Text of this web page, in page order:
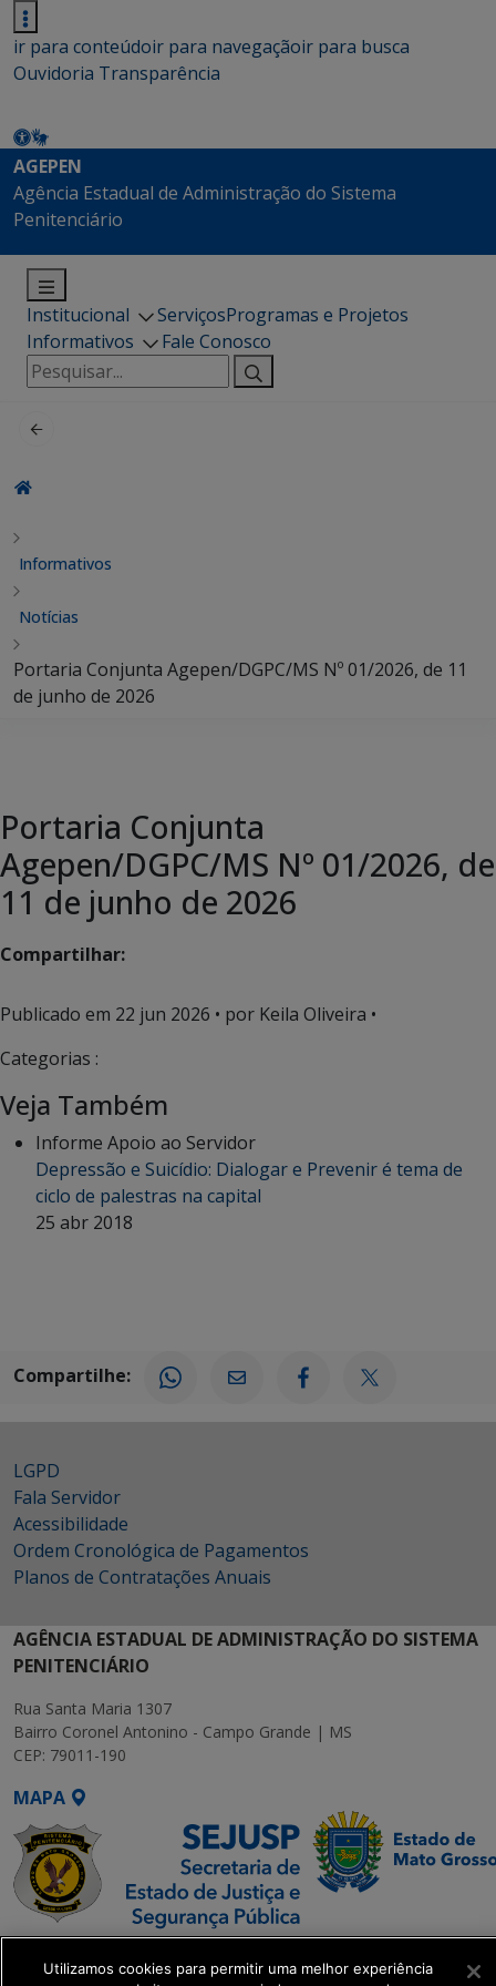
ir para conteúdoir para navegaçãoir para busca
Ouvidoria Transparência
AGEPEN
Agência Estadual de Administração do Sistema
Penitenciário
Institucional ServiçosProgramas e Projetos
Informativos
Fale Conosco
Pesquisar
por:
Informativos
Notícias
Portaria Conjunta Agepen/DGPC/MS Nº 01/2026, de 11
de junho de 2026
Portaria Conjunta
Agepen/DGPC/MS Nº 01/2026, de
11 de junho de 2026
Compartilhar:
Publicado em 22 jun 2026 • por Keila Oliveira •
Categorias :
Veja Também
Informe Apoio ao Servidor
Depressão e Suicídio: Dialogar e Prevenir é tema de
ciclo de palestras na capital
25 abr 2018
Compartilhe:
LGPD
Fala Servidor
Acessibilidade
Ordem Cronológica de Pagamentos
Planos de Contratações Anuais
AGÊNCIA ESTADUAL DE ADMINISTRAÇÃO DO SISTEMA
PENITENCIÁRIO
Rua Santa Maria 1307
Bairro Coronel Antonino - Campo Grande | MS
CEP: 79011-190
MAPA
Utilizamos cookies para permitir uma melhor experiência